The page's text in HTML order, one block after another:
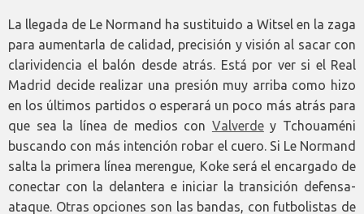
La llegada de Le Normand ha sustituido a Witsel en la zaga
para aumentarla de calidad, precisión y visión al sacar con
clarividencia el balón desde atrás. Está por ver si el Real
Madrid decide realizar una presión muy arriba como hizo
en los últimos partidos o esperará un poco más atrás para
que sea la línea de medios con Valverdey Tchouaméni
buscando con más intención robar el cuero. Si Le Normand
salta la primera línea merengue, Koke será el encargado de
conectar con la delantera e iniciar la transición defensa-
ataque. Otras opciones son las bandas, con futbolistas de